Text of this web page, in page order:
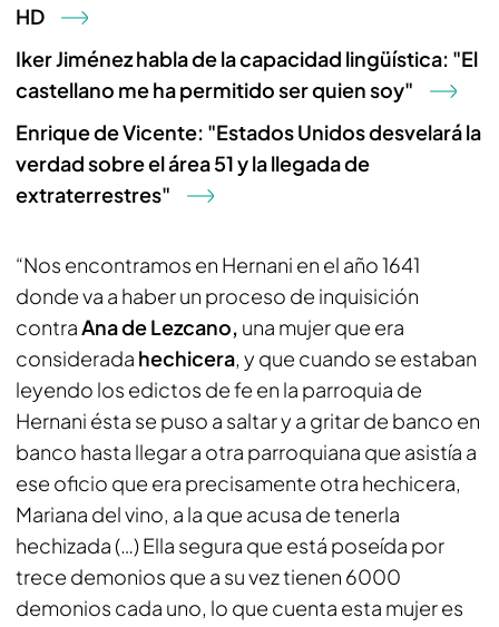
HD
Iker Jiménez habla de la capacidad lingüística: "El
castellano me ha permitido ser quien soy"
Enrique de Vicente: "Estados Unidos desvelará la
verdad sobre el área 51 y la llegada de
extraterrestres"
“Nos encontramos en Hernani en el año 1641
donde va a haber un proceso de inquisición
contraAna de Lezcano, una mujer que era
considerada hechicera, y que cuando se estaban
leyendo los edictos de fe en la parroquia de
Hernani ésta se puso a saltar y a gritar de banco en
banco hasta llegar a otra parroquiana que asistía a
ese oficio que era precisamente otra hechicera,
Mariana del vino, a la que acusa de tenerla
hechizada (…) Ella segura que está poseída por
trece demonios que a su vez tienen 6000
demonios cada uno, lo que cuenta esta mujer es